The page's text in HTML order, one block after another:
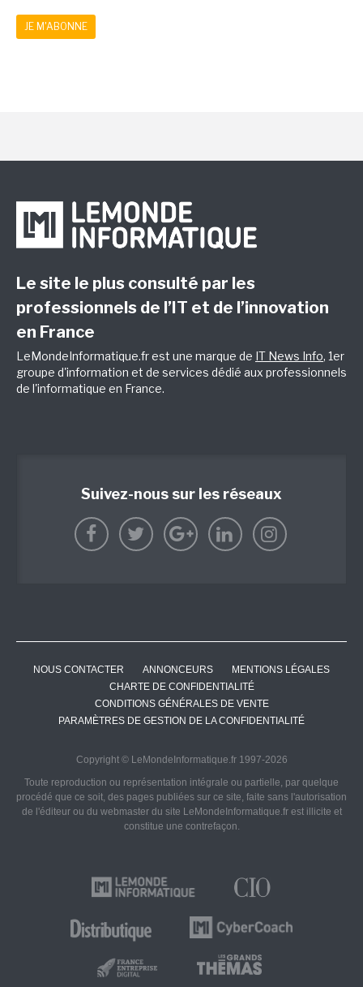
JE M'ABONNE
Le site le plus consulté par les
professionnels de l’IT et de l’innovation
en France
LeMondeInformatique.fr est une marque de IT News Info, 1er
groupe d'information et de services dédié aux professionnels
de l'informatique en France.
Suivez-nous sur les réseaux
NOUS CONTACTER ANNONCEURS
MENTIONS LÉGALES
CHARTE DE CONFIDENTIALITÉ
CONDITIONS GÉNÉRALES DE VENTE
PARAMÈTRES DE GESTION DE LA CONFIDENTIALITÉ
Copyright © LeMondeInformatique.fr 1997-2026
Toute reproduction ou représentation intégrale ou partielle, par quelque
procédé que ce soit, des pages publiées sur ce site, faite sans l'autorisation
de l'éditeur ou du webmaster du site LeMondeInformatique.fr est illicite et
constitue une contrefaçon.